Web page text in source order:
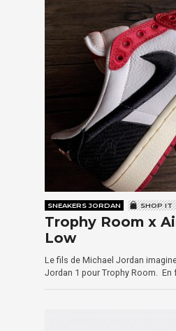
SNEAKERS JORDAN SHOP IT
Trophy Room x
Low
Le fils de Michael Jordan
Jordan 1 pour Trophy Room. En